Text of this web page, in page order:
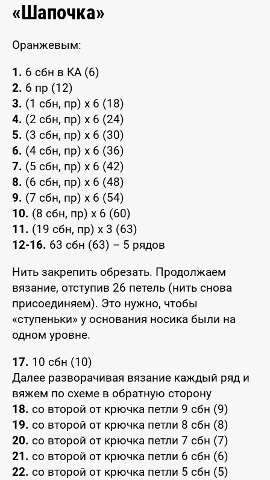
«Шапочка»
Оранжевым:
1. 6 сбн в КА (6)
2. 6 пр (12)
3. (1 сбн, пр) x 6 (18)
4. (2 сбн, пр) x 6 (24)
5. (3 сбн, пр) x 6 (30)
6. (4 сбн, пр) x 6 (36)
7. (5 сбн, пр) x 6 (42)
8. (6 сбн, пр) x 6 (48)
9. (7 сбн, пр) x 6 (54)
10. (8 сбн, пр) x 6 (60)
11. (19 сбн, пр) x 3 (63)
12-16. 63 сбн (63) – 5 рядов
Нить закрепить обрезать. Продолжаем
вязание, отступив 26 петель (нить снова
присоединяем). Это нужно, чтобы
«ступеньки» у основания носика были на
одном уровне.
17. 10 сбн (10)
Далее разворачивая вязание каждый ряд и
вяжем по схеме в обратную сторону
18. со второй от крючка петли 9 сбн (9)
19. со второй от крючка петли 8 сбн (8)
20. со второй от крючка петли 7 сбн (7)
21. со второй от крючка петли 6 сбн (6)
22. со второй от крючка петли 5 сбн (5)